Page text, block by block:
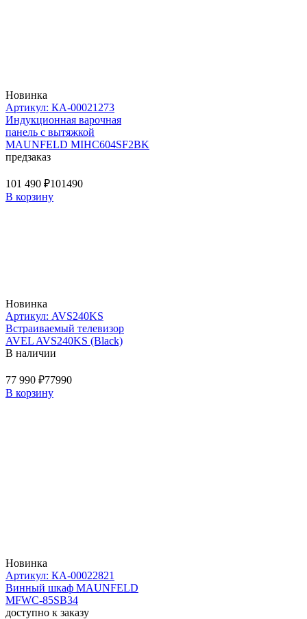
Новинка
Артикул: КА-00021273
Индукционная варочная
панель с вытяжкой
MAUNFELD MIHC604SF2BK
предзаказ
101 490 ₽101490
В корзину
Новинка
Артикул: AVS240KS
Встраиваемый телевизор
AVEL AVS240KS (Black)
В наличии
77 990 ₽77990
В корзину
Новинка
Артикул: КА-00022821
Винный шкаф MAUNFELD
MFWC-85SB34
доступно к заказу